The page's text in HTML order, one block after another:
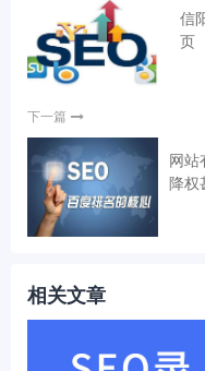
信
页
下一篇
网站
降权
相关文章